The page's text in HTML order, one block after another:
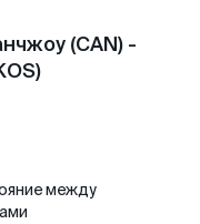
(CAN) -
между